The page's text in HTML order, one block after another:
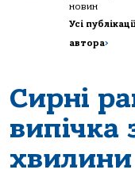
новин
Усі
автора>
Сирні
випічка
хвилини